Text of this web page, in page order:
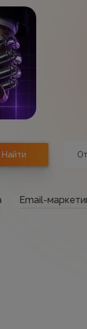
Найти
Email-